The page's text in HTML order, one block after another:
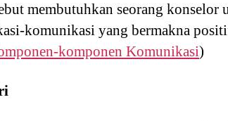
membutuhkan seorang
komunikasi yang bermakna
komponen Komunikasi)